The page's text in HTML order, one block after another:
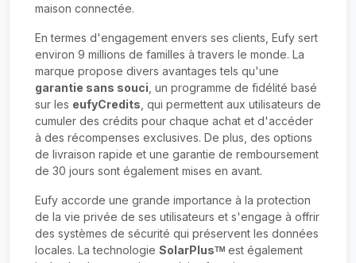
maison connectée.
En termes d'engagement envers ses clients, Eufy sert
environ 9 millions de familles à travers le monde. La
marque propose divers avantages tels qu'une
garantie sans souci, un programme de fidélité basé
sur les eufyCredits, qui permettent aux utilisateurs de
cumuler des crédits pour chaque achat et d'accéder
à des récompenses exclusives. De plus, des options
de livraison rapide et une garantie de remboursement
de 30 jours sont également mises en avant.
Eufy accorde une grande importance à la protection
de la vie privée de ses utilisateurs et s'engage à offrir
des systèmes de sécurité qui préservent les données
locales. La technologie SolarPlusᵀᴹ est également